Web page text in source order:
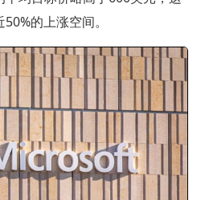
的上涨空间。